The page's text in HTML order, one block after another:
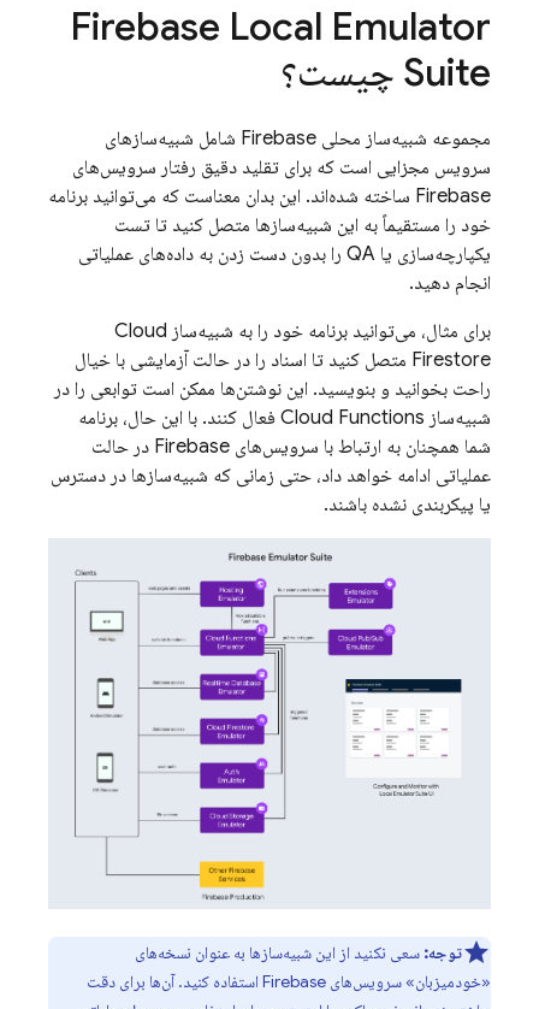
Firebase Local Emulator
Suite چیست؟
مجموعه شبیه‌ساز محلی Firebase شامل شبیه‌سازهای
سرویس مجزایی است که برای تقلید دقیق رفتار سرویس‌های
Firebase ساخته شده‌اند. این بدان معناست که می‌توانید برنامه
خود را مستقیماً به این شبیه‌سازها متصل کنید تا تست
یکپارچه‌سازی یا QA را بدون دست زدن به داده‌های عملیاتی
انجام دهید.
برای مثال، می‌توانید برنامه خود را به شبیه‌ساز Cloud
Firestore متصل کنید تا اسناد را در حالت آزمایشی با خیال
راحت بخوانید و بنویسید. این نوشتن‌ها ممکن است توابعی را در
شبیه‌ساز Cloud Functions فعال کنند. با این حال، برنامه
شما همچنان به ارتباط با سرویس‌های Firebase در حالت
عملیاتی ادامه خواهد داد، حتی زمانی که شبیه‌سازها در دسترس
یا پیکربندی نشده باشند.
توجه: سعی نکنید از این شبیه‌سازها به عنوان نسخه‌های
«خودمیزبان» سرویس‌های Firebase استفاده کنید. آن‌ها برای دقت